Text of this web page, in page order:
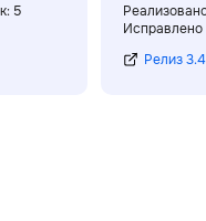
5
Исправлено
Релиз